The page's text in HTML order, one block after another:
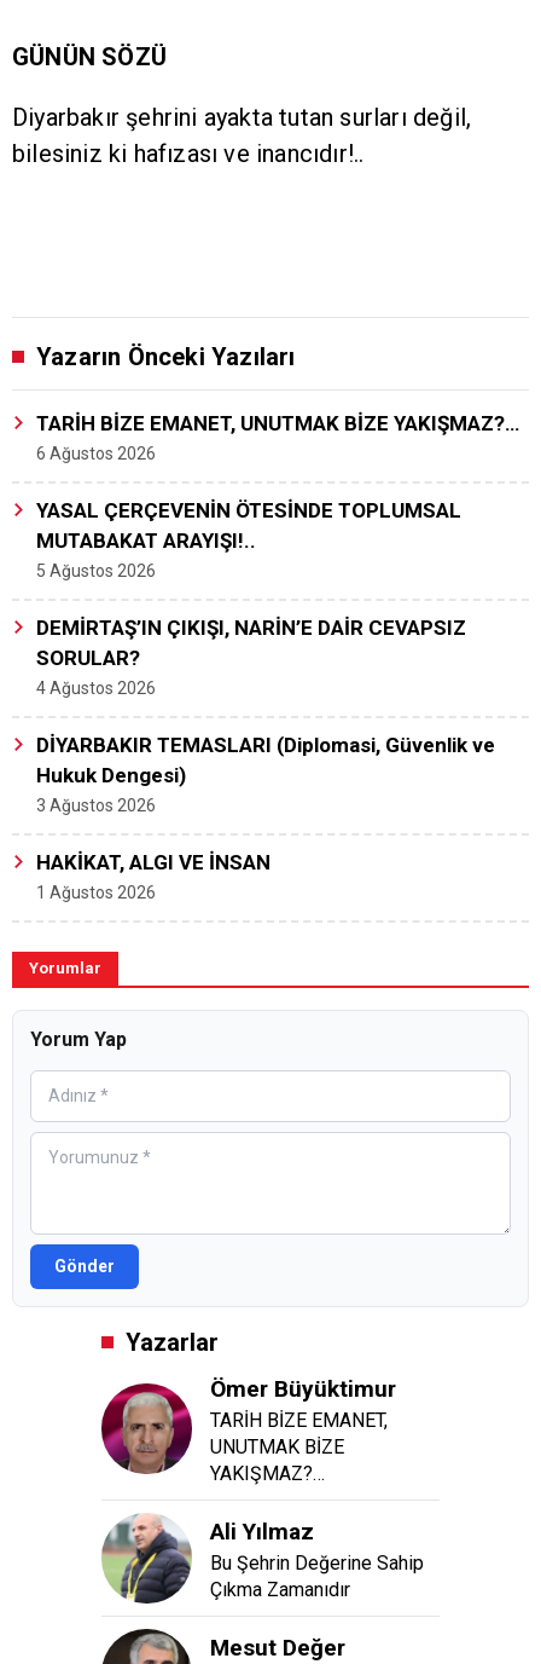
GÜNÜN SÖZÜ
Diyarbakır şehrini ayakta tutan surları değil,
bilesiniz ki hafızası ve inancıdır!..
Yazarın Önceki Yazıları
TARİH BİZE EMANET, UNUTMAK BİZE YAKIŞMAZ?…
6 Ağustos 2026
YASAL ÇERÇEVENİN ÖTESİNDE TOPLUMSAL
MUTABAKAT ARAYIŞI!..
5 Ağustos 2026
DEMİRTAŞ’IN ÇIKIŞI, NARİN’E DAİR CEVAPSIZ
SORULAR?
4 Ağustos 2026
DİYARBAKIR TEMASLARI (Diplomasi, Güvenlik ve
Hukuk Dengesi)
3 Ağustos 2026
HAKİKAT, ALGI VE İNSAN
1 Ağustos 2026
Yorumlar
Yorum Yap
Gönder
Yazarlar
Ömer Büyüktimur
TARİH BİZE EMANET,
UNUTMAK BİZE
YAKIŞMAZ?…
Ali Yılmaz
Bu Şehrin Değerine Sahip
Çıkma Zamanıdır
Mesut Değer